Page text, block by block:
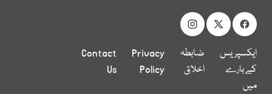
ایکسپریس
کے بارے
میں
ضابطہ
اخلاق
Privacy
Policy
Contact
Us